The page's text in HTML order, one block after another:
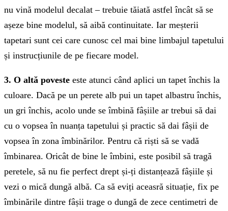
nu vină modelul decalat – trebuie tăiată astfel încât să se
așeze bine modelul, să aibă continuitate. Iar meșterii
tapetari sunt cei care cunosc cel mai bine limbajul tapetului
și instrucțiunile de pe fiecare model.
3. O altă poveste este atunci când aplici un tapet închis la
culoare. Dacă pe un perete alb pui un tapet albastru închis,
un gri închis, acolo unde se îmbină fâșiile ar trebui să dai
cu o vopsea în nuanța tapetului și practic să dai fâșii de
vopsea în zona îmbinărilor. Pentru că riști să se vadă
îmbinarea. Oricât de bine le îmbini, este posibil să tragă
peretele, să nu fie perfect drept și-ți distanțează fâșiile și
vezi o mică dungă albă. Ca să eviți aceasră situație, fix pe
îmbinările dintre fâșii trage o dungă de zece centimetri de